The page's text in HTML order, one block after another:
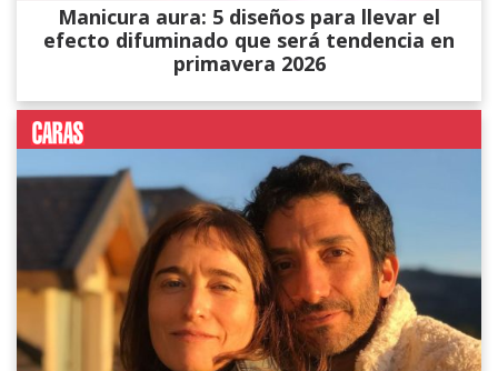
Manicura aura: 5 diseños para llevar el
efecto difuminado que será tendencia en
primavera 2026